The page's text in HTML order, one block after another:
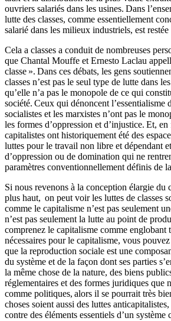
ouvriers salariés dans les usines. Dans
lutte des classes, comme essentiellement
salarié dans les milieux industriels, est restée
Cela a classes a conduit de nombreuses
que Chantal Mouffe et Ernesto Laclau
classe ». Dans ces débats, les gens
classes n’est pas le seul type de lutte dans
qu’elle n’a pas le monopole de ce qui
société. Ceux qui dénoncent l’essentialisme
socialistes et les marxistes n’ont pas le
les formes d’oppression et d’injustice. Et,
capitalistes ont historiquement été des
luttes pour le travail non libre et dépendant
d’oppression ou de domination qui ne
paramètres conventionnellement définis de
Si nous revenons à la conception élargie du
plus haut, on peut voir les luttes de classes
comme le capitalisme n’est pas seulement
n’est pas seulement la lutte au point de
comprenez le capitalisme comme englobant
nécessaires pour le capitalisme, vous
que la reproduction sociale est une
du système et de la façon dont ses parties
la même chose de la nature, des biens
réglementaires et des formes juridiques que
comme politiques, alors il se pourrait très
choses soient aussi des luttes
contre des éléments essentiels d’un système